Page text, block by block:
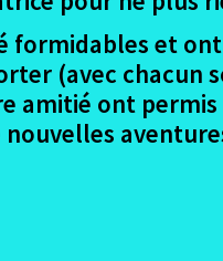
et
(avec chacun
ont permis